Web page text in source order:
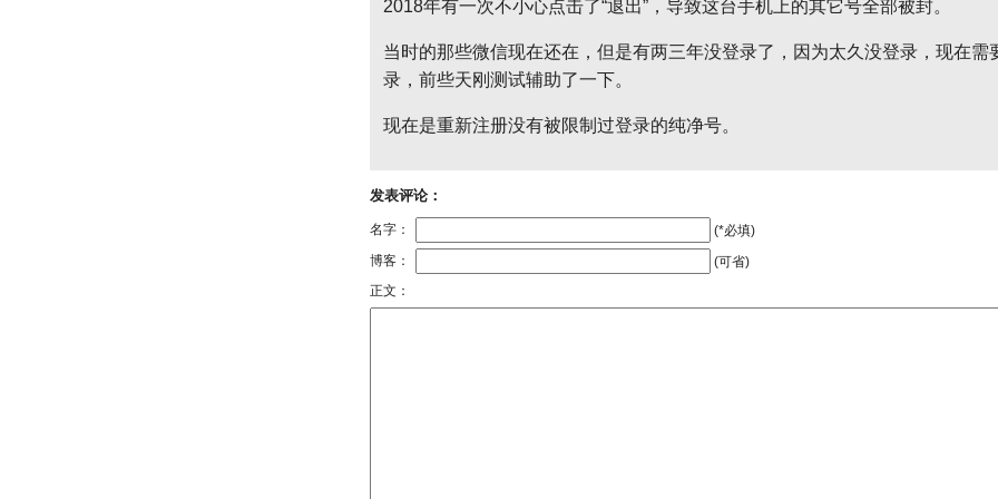
2018年有一次不小心点击了“退出”，导致这台手机上的其它号全部被封。
当时的那些微信现在还在，但是有两三年没登录了，因为太久没登录，现在需
录，前些天刚测试辅助了一下。
现在是重新注册没有被限制过登录的纯净号。
发表评论：
名字：
(*必填)
博客：
(可省)
正文：